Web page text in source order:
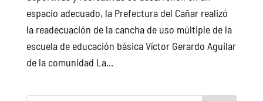
espacio adecuado, la Prefectura del Cañar realizó
la readecuación de la cancha de uso múltiple de la
escuela de educación básica Víctor Gerardo Aguilar
de la comunidad La...